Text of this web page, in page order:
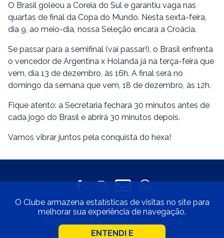
O Brasil goleou a Coreia do Sul e garantiu vaga nas
quartas de final da Copa do Mundo. Nesta sexta-feira,
dia 9, ao meio-dia, nossa Seleção encara a Croácia.
Se passar para a semifinal (vai passar!), o Brasil enfrenta
o vencedor de Argentina x Holanda já na terça-feira que
vem, dia 13 de dezembro, às 16h. A final será no
domingo da semana que vem, 18 de dezembro, às 12h.
Fique atento: a Secretaria fechará 30 minutos antes de
cada jogo do Brasil e abrirá 30 minutos depois.
Vamos vibrar juntos pela conquista do hexa!
Clube dos Caiçaras
Rio de Janeiro • CEP 22471-002
O Clube armazena estatísticas de visitas no site para
melhorar sua experiência de navegação.
ENTENDI E